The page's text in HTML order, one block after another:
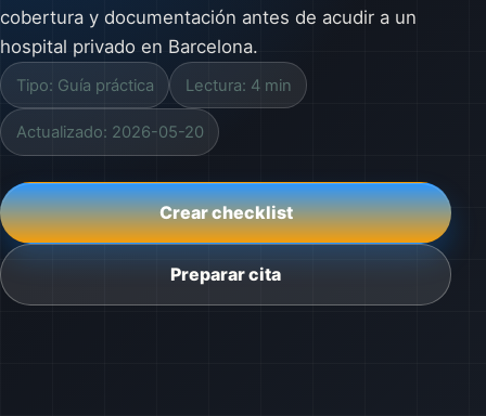
cobertura y documentación antes de acudir a un
hospital privado en Barcelona.
Tipo: Guía práctica Lectura: 4 min
Actualizado: 2026-05-20
Crear checklist
Preparar cita